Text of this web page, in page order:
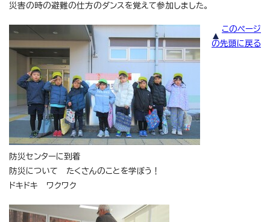
災害の時の避難の仕方のダンスを覚えて参加しました。
防災センターに到着
防災について たくさんのことを学ぼう！
ドキドキ ワクワク
このページ
の先頭に戻る